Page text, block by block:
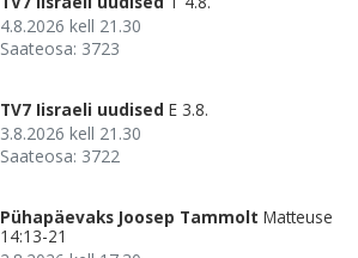
4.8.2026 kell 21.30
Saateosa: 3723
TV7 Iisraeli uudised E 3.8.
3.8.2026 kell 21.30
Saateosa: 3722
Pühapäevaks Joosep Tammolt Matteuse
14:13-21